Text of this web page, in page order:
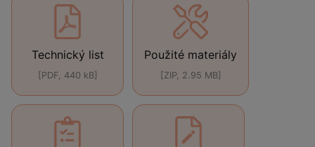
Technický list
[PDF, 440 kB]
Použité materiály
[ZIP, 2.95 MB]